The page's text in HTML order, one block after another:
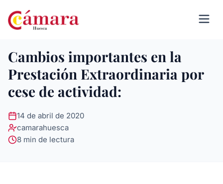
Cambios importantes en la
Prestación Extraordinaria por
cese de actividad:
14 de abril de 2020
camarahuesca
8 min de lectura